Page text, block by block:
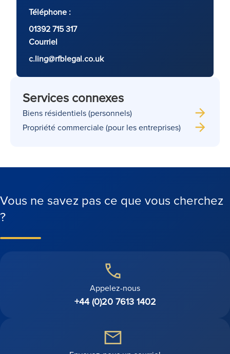
Téléphone :
01392 715 317
Courriel
c.ling@rfblegal.co.uk
Services connexes
Biens résidentiels (personnels)
Propriété commerciale (pour les entreprises)
Vous ne savez pas ce que vous cherchez
?
Appelez-nous
+44 (0)20 7613 1402